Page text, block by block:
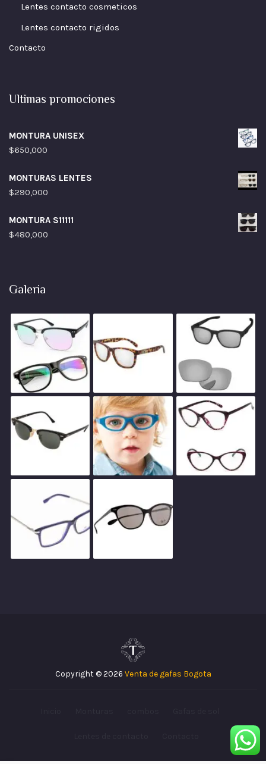
Lentes contacto cosmeticos
Lentes contacto rigidos
Contacto
Ultimas promociones
MONTURA UNISEX
$650,000
MONTURAS LENTES
$290,000
MONTURA S11111
$480,000
Galeria
Copyright © 2026 Venta de gafas Bogota